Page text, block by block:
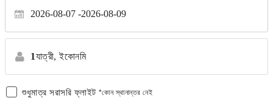
2026-08-07 2026-08-09
1যাত্রী, ইকোনমি
শুধুমাত্র সরাসরি ফ্লাইট *কোন স্থানান্তর নেই